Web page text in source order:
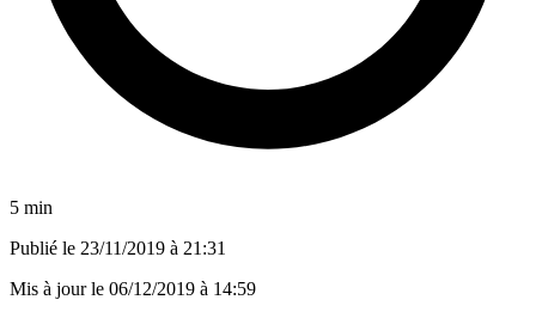
5 min
Publié le 23/11/2019 à 21:31
Mis à jour le 06/12/2019 à 14:59